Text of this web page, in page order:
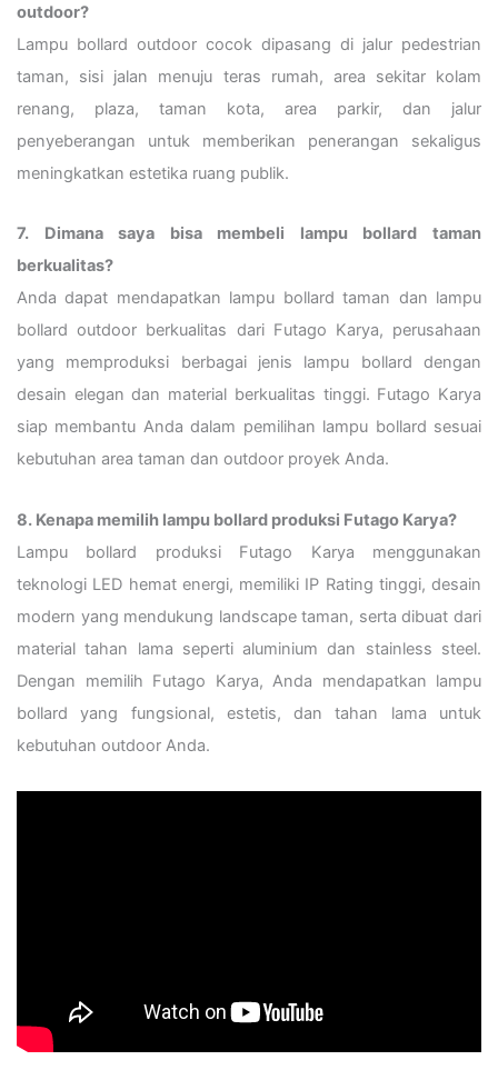
outdoor?
Lampu bollard outdoor cocok dipasang di jalur pedestrian
taman, sisi jalan menuju teras rumah, area sekitar kolam
renang, plaza, taman kota, area parkir, dan jalur
penyeberangan untuk memberikan penerangan sekaligus
meningkatkan estetika ruang publik.
7. Dimana saya bisa membeli lampu bollard taman
berkualitas?
Anda dapat mendapatkan lampu bollard taman dan lampu
bollard outdoor berkualitas dari Futago Karya, perusahaan
yang memproduksi berbagai jenis lampu bollard dengan
desain elegan dan material berkualitas tinggi. Futago Karya
siap membantu Anda dalam pemilihan lampu bollard sesuai
kebutuhan area taman dan outdoor proyek Anda.
8. Kenapa memilih lampu bollard produksi Futago Karya?
Lampu bollard produksi Futago Karya menggunakan
teknologi LED hemat energi, memiliki IP Rating tinggi, desain
modern yang mendukung landscape taman, serta dibuat dari
material tahan lama seperti aluminium dan stainless steel.
Dengan memilih Futago Karya, Anda mendapatkan lampu
bollard yang fungsional, estetis, dan tahan lama untuk
kebutuhan outdoor Anda.